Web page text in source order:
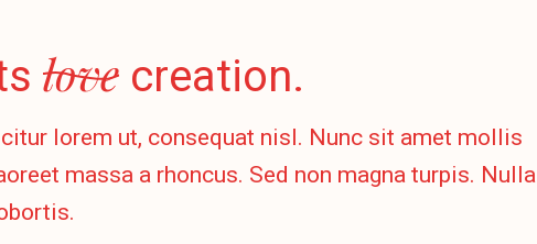
love creation.
lorem ut, consequat nisl. Nunc sit amet mollis
massa a rhoncus. Sed non magna turpis. Nulla